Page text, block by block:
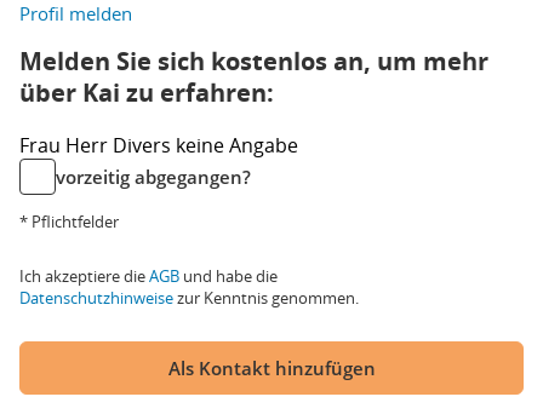
Profil melden
Melden Sie sich kostenlos an, um mehr
über Kai zu erfahren:
Frau Herr Divers keine Angabe
vorzeitig abgegangen?
* Pflichtfelder
Ich akzeptiere dieAGB und habe die
Datenschutzhinweisezur Kenntnis genommen.
Als Kontakt hinzufügen